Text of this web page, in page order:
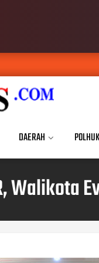
DAERAH
Walikota